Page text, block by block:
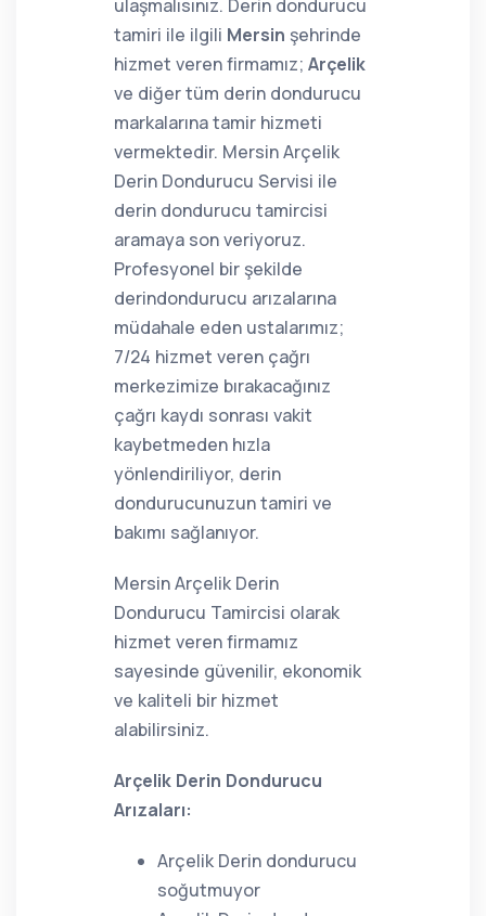
ulaşmalısınız. Derin dondurucu
tamiri ile ilgili Mersin şehrinde
hizmet veren firmamız; Arçelik
ve diğer tüm derin dondurucu
markalarına tamir hizmeti
vermektedir. Mersin Arçelik
Derin Dondurucu Servisi ile
derin dondurucu tamircisi
aramaya son veriyoruz.
Profesyonel bir şekilde
derindondurucu arızalarına
müdahale eden ustalarımız;
7/24 hizmet veren çağrı
merkezimize bırakacağınız
çağrı kaydı sonrası vakit
kaybetmeden hızla
yönlendiriliyor, derin
dondurucunuzun tamiri ve
bakımı sağlanıyor.
Mersin Arçelik Derin
Dondurucu Tamircisi olarak
hizmet veren firmamız
sayesinde güvenilir, ekonomik
ve kaliteli bir hizmet
alabilirsiniz.
Arçelik Derin Dondurucu
Arızaları:
Arçelik Derin dondurucu
soğutmuyor